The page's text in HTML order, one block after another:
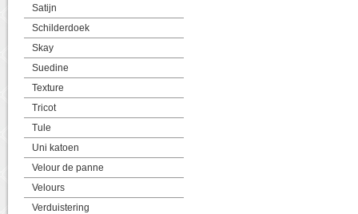
Satijn
Schilderdoek
Skay
Suedine
Texture
Tricot
Tule
Uni katoen
Velour de panne
Velours
Verduistering